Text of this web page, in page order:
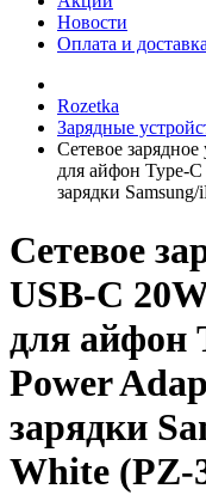
Новости
Оплата и доставка
Rozetka
Зарядные
Сетевое
для айфон Type-
зарядки
Сетевое
USB-C
для айфон
Power
зарядки
White (PZ-